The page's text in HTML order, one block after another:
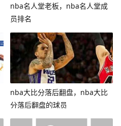
nba名人堂老板，nba名人堂成
员排名
nba大比分落后翻盘，nba大比
分落后翻盘的球员